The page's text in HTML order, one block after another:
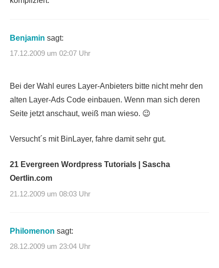
Benjamin sagt:
17.12.2009 um 02:07 Uhr
Bei der Wahl eures Layer-Anbieters bitte nicht mehr den
alten Layer-Ads Code einbauen. Wenn man sich deren
Seite jetzt anschaut, weiß man wieso. 😉
Versucht´s mit BinLayer, fahre damit sehr gut.
21 Evergreen Wordpress Tutorials | Sascha
Oertlin.com
21.12.2009 um 08:03 Uhr
Philomenon sagt:
28.12.2009 um 23:04 Uhr